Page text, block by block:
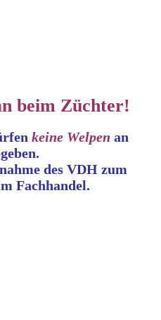
beim Züchter!
keine Welpen an
des VDH zum
Fachhandel.